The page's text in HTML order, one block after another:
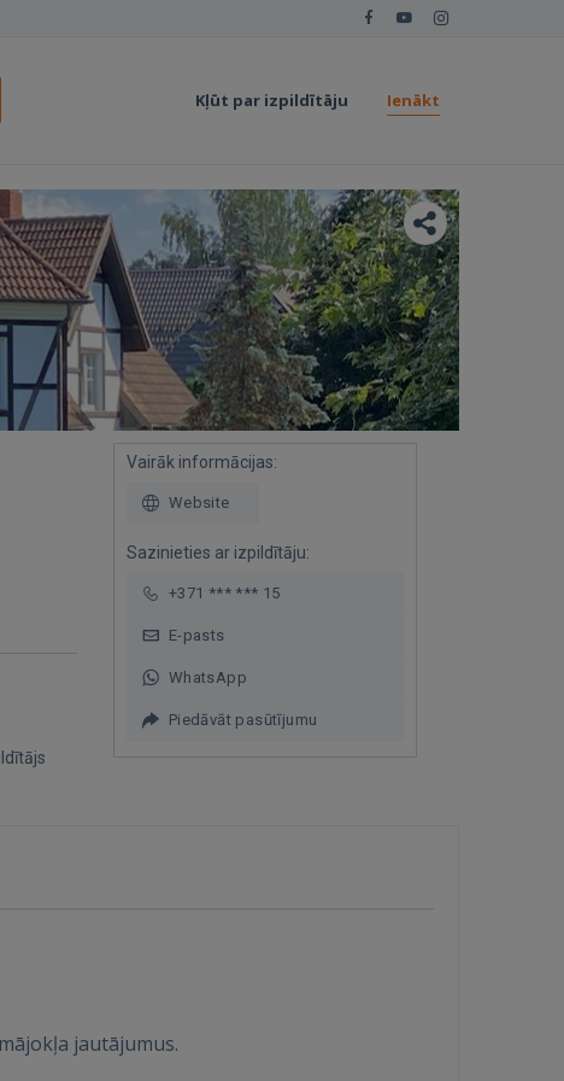
Kļūt par izpildītāju Ienākt
Vairāk informācijas:
Website
Sazinieties ar izpildītāju:
+371 *** *** 15
E-pasts
WhatsApp
Piedāvāt pasūtījumu
jautājumus.